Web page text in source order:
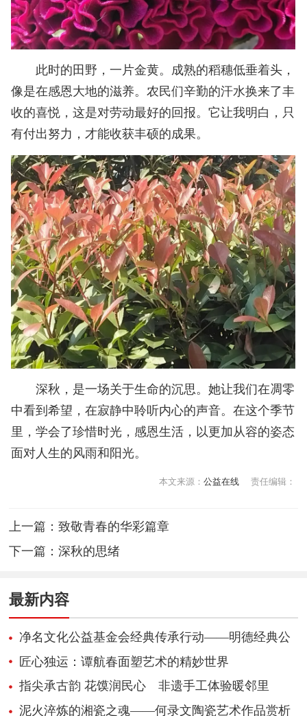
此时的田野，一片金黄。成熟的稻穗低垂着头，
像是在感恩大地的滋养。农民们辛勤的汗水换来了丰
收的喜悦，这是对劳动最好的回报。它让我明白，只
有付出努力，才能收获丰硕的成果。
深秋，是一场关于生命的沉思。她让我们在凋零
中看到希望，在寂静中聆听内心的声音。在这个季节
里，学会了珍惜时光，感恩生活，以更加从容的姿态
面对人生的风雨和阳光。
本文来源： 公益在线 责任编辑：
上一篇：致敬青春的华彩篇章
下一篇：深秋的思绪
最新内容
净名文化公益基金会经典传承行动——明德经典公
益读书社第四批主理人考核培训授牌仪式
匠心独运：谭航春面塑艺术的精妙世界
指尖承古韵 花馍润民心 非遗手工体验暖邻里
泥火淬炼的湘瓷之魂——何录文陶瓷艺术作品赏析